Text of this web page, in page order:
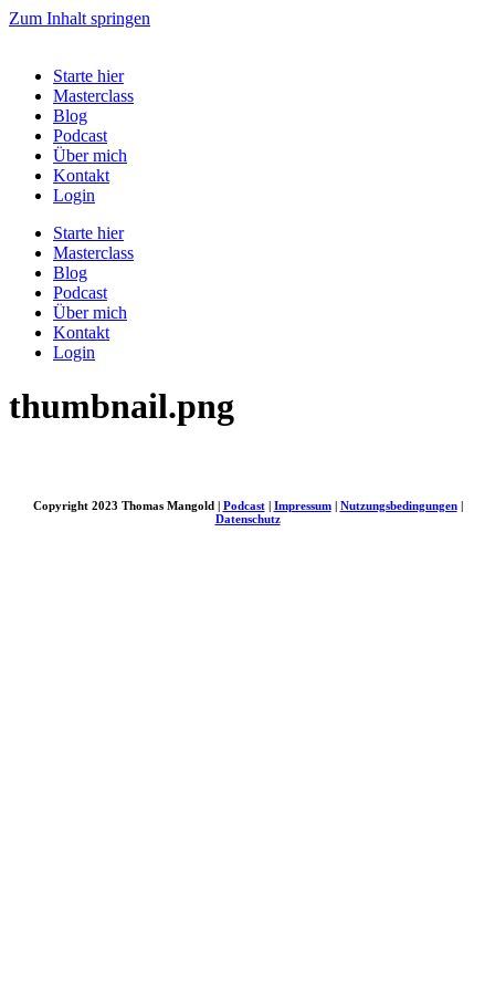
Zum Inhalt springen
Starte hier
Masterclass
Blog
Podcast
Über mich
Kontakt
Login
Starte hier
Masterclass
Blog
Podcast
Über mich
Kontakt
Login
thumbnail.png
Copyright 2023 Thomas Mangold | Podcast| Impressum| Nutzungsbedingungen|
Datenschutz